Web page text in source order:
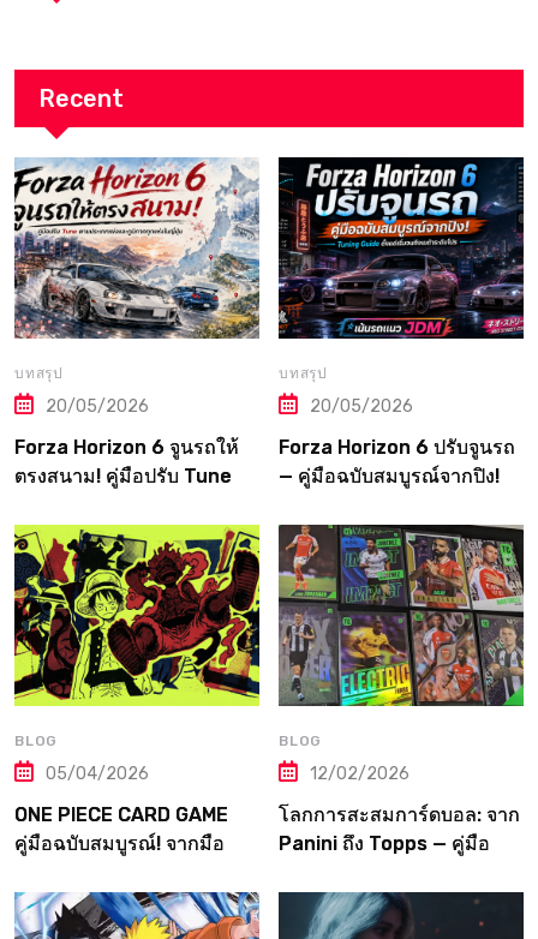
Recent
บทสรุป
20/05/2026
Forza Horizon 6 จูนรถให้
ตรงสนาม! คู่มือปรับ Tune
ทุกแห่งในญี่ปุ่น
บทสรุป
20/05/2026
Forza Horizon 6 ปรับจูนรถ
— คู่มือฉบับสมบูรณ์จากปิง!
ถึงเมต้าระดับโปร
BLOG
05/04/2026
ONE PIECE CARD GAME
คู่มือฉบับสมบูรณ์! จากมือ
วงการการ์ด
BLOG
12/02/2026
โลกการสะสมการ์ดบอล: จาก
Panini ถึง Topps — คู่มือ